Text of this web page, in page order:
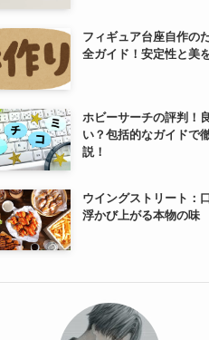
フィギュア台座自作の
全ガイド！安定性と美
ホビーサーチの評判！
い？包括的なガイドで
説！
ウイングストリート：
浮かび上がる本物の味